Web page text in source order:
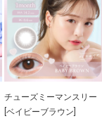
チューズミーマンスリー
[ベイビーブラウン]